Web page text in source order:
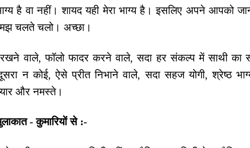
है वा नहीं। शायद यही मेरा भाग्य है। इसलिए अपने आपको
चलते चलो। अच्छा।
वाले, फॉलो फादर करने वाले, सदा हर संकल्प में साथी का
न कोई, ऐसे प्रीत निभाने वाले, सदा सहज योगी, श्रेष्ठ
और नमस्ते।
- कुमारियों से :-